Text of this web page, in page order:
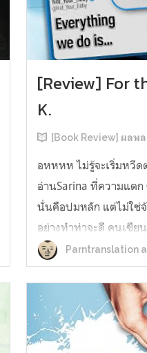
[Review] For
K.
[Book Review] ผลพลอยได้จากอาการ
อหหหห ไม่รู้จะเริ่มหวีด
อ่านSarina ที่ความแต
นั่นคือปมหลัก แต่ไม่ใช่
อย่างทำท่าจะดี คนเขีย
รันเคยเจออะไรมาใน
ทันใด!!! ตรงนี้เป็น
มาก ทำให้รู้สึกเหมือน
Parntranslation